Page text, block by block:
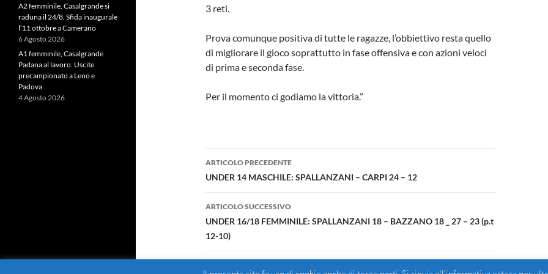
3 reti.
Prova comunque positiva di tutte le ragazze, l’obbiettivo resta quello
di migliorare il gioco soprattutto in fase offensiva e con azioni veloci
di prima e seconda fase.
Per il momento ci godiamo la vittoria.”
Navigazione
articolo
ARTICOLO PRECEDENTE
UNDER 14 MASCHILE: SPALLANZANI – CARPI 24 – 12
ARTICOLO SUCCESSIVO
UNDER 16/18 FEMMINILE: SPALLANZANI 18 – BAZZANO 18 _ 27 – 23 (p.t
12-10)
A2 femminile, Casalgrande si
raduna il 24/8. Sfida inaugurale
l’11 ottobre a Camerano
6 Agosto 2026
A1 femminile, Casalgrande
Padana al lavoro. Uscite
precampionato a Leno e
Padova
4 Agosto 2026